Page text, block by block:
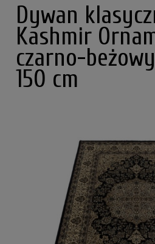
Dywan
Kashmir
czarno-
150 cm